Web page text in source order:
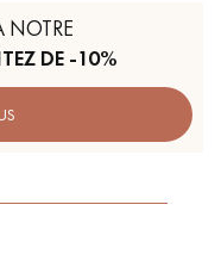
NOTRE
DE -10%